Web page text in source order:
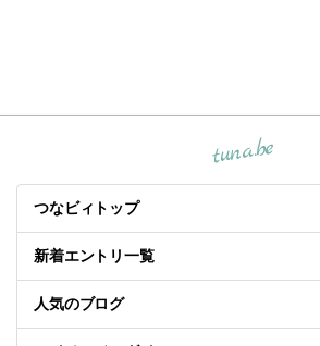
tuna.be
つなビィトップ
新着エントリ一覧
人気のブログ